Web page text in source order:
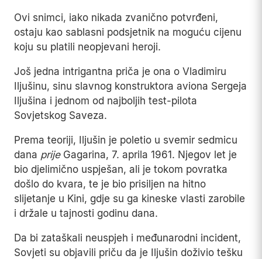
Ovi snimci, iako nikada zvanično potvrđeni,
ostaju kao sablasni podsjetnik na moguću cijenu
koju su platili neopjevani heroji.
Još jedna intrigantna priča je ona o Vladimiru
Iljušinu, sinu slavnog konstruktora aviona Sergeja
Iljušina i jednom od najboljih test-pilota
Sovjetskog Saveza.
Prema teoriji, Iljušin je poletio u svemir sedmicu
dana prijeGagarina, 7. aprila 1961. Njegov let je
bio djelimično uspješan, ali je tokom povratka
došlo do kvara, te je bio prisiljen na hitno
slijetanje u Kini, gdje su ga kineske vlasti zarobile
i držale u tajnosti godinu dana.
Da bi zataškali neuspjeh i međunarodni incident,
Sovjeti su objavili priču da je Iljušin doživio tešku